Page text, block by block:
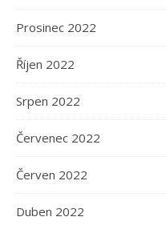
Prosinec 2022
Říjen 2022
Srpen 2022
Červenec 2022
Červen 2022
Duben 2022